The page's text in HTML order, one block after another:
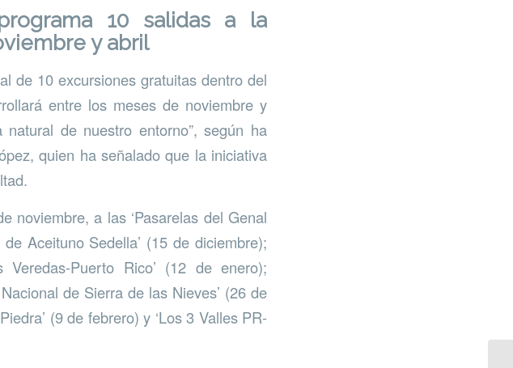
10 salidas a la
y abril
de 10 excursiones gratuitas dentro del
entre los meses de noviembre y
de nuestro entorno”, según ha
quien ha señalado que la iniciativa
noviembre, a las ‘Pasarelas del Genal
Aceituno Sedella’ (15 de diciembre);
Veredas-Puerto Rico’ (12 de enero);
de Sierra de las Nieves’ (26 de
(9 de febrero) y ‘Los 3 Valles PR-